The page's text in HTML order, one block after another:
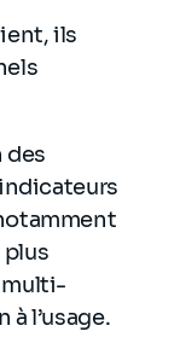
ils
des
multi-
l’usage.